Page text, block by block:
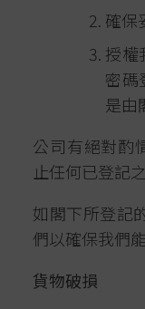
確保
授權
密碼
是由
公司有絕對酌
止任何已登記
如閣下所登記
們以確保我們
貨物破損